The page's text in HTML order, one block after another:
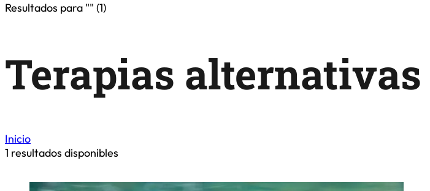
Resultados para "" (1)
Terapias alternativas
Inicio
1 resultados disponibles